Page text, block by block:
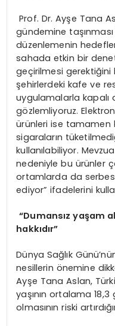
Prof. Dr. Ayşe Tana
gündemine
düzenlemenin
sahada etkin bir
geçirilmesi gerektiğini
şehirlerdeki kafe ve
uygulamalarla kapalı
gözlemliyoruz.
ürünleri ise tamamen
sigaraların
kullanılabiliyor.
nedeniyle bu ürünler
ortamlarda da
ediyor” ifadelerini
“Dumansız yaşam
hakkıdır”
Dünya Sağlık
nesillerin önemine
Ayşe Tana Aslan,
yaşının ortalama
olmasının riski